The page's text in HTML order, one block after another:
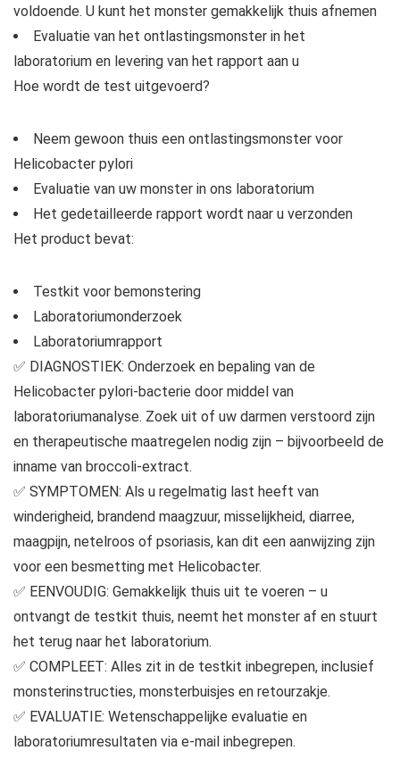
voldoende. U kunt het monster gemakkelijk thuis afnemen
Evaluatie van het ontlastingsmonster in het
laboratorium en levering van het rapport aan u
Hoe wordt de test uitgevoerd?
Neem gewoon thuis een ontlastingsmonster voor
Helicobacter pylori
Evaluatie van uw monster in ons laboratorium
Het gedetailleerde rapport wordt naar u verzonden
Het product bevat:
Testkit voor bemonstering
Laboratoriumonderzoek
Laboratoriumrapport
✅ DIAGNOSTIEK: Onderzoek en bepaling van de
Helicobacter pylori-bacterie door middel van
laboratoriumanalyse. Zoek uit of uw darmen verstoord zijn
en therapeutische maatregelen nodig zijn – bijvoorbeeld de
inname van broccoli-extract.
✅ SYMPTOMEN: Als u regelmatig last heeft van
winderigheid, brandend maagzuur, misselijkheid, diarree,
maagpijn, netelroos of psoriasis, kan dit een aanwijzing zijn
voor een besmetting met Helicobacter.
✅ EENVOUDIG: Gemakkelijk thuis uit te voeren – u
ontvangt de testkit thuis, neemt het monster af en stuurt
het terug naar het laboratorium.
✅ COMPLEET: Alles zit in de testkit inbegrepen, inclusief
monsterinstructies, monsterbuisjes en retourzakje.
✅ EVALUATIE: Wetenschappelijke evaluatie en
laboratoriumresultaten via e-mail inbegrepen.